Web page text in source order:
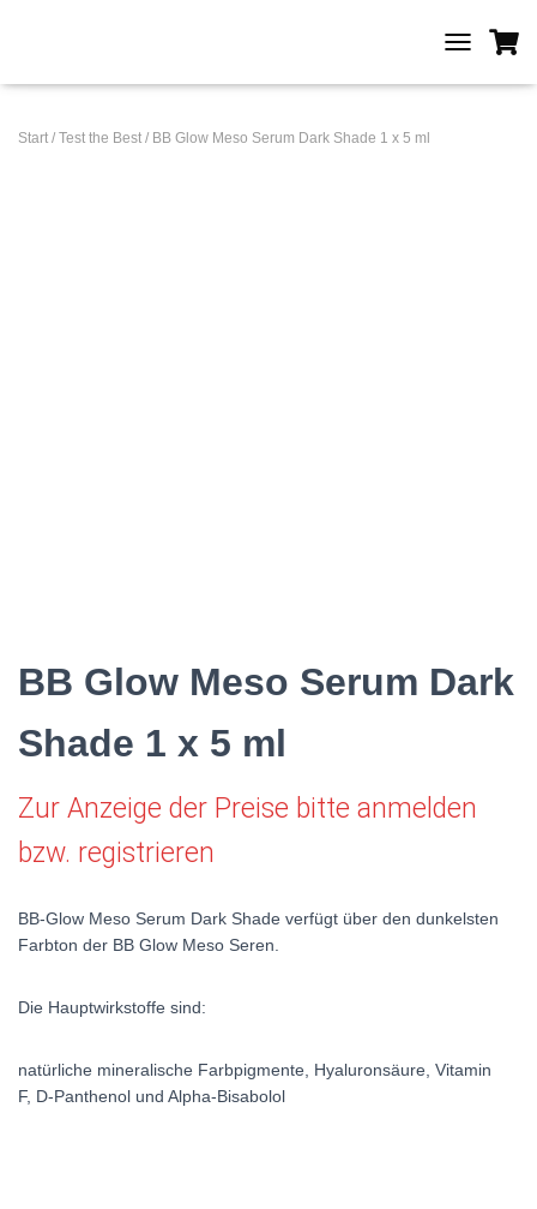
O
Start / Test the Best / BB Glow Meso Serum Dark Shade 1 x 5 ml
BB Glow Meso Serum Dark
Shade 1 x 5 ml
Zur Anzeige der Preise bitte anmelden
bzw. registrieren
BB-Glow Meso Serum Dark Shade verfügt über den dunkelsten
Farbton der BB Glow Meso Seren.
Die Hauptwirkstoffe sind:
natürliche mineralische Farbpigmente, Hyaluronsäure, Vitamin
F, D-Panthenol und Alpha-Bisabolol